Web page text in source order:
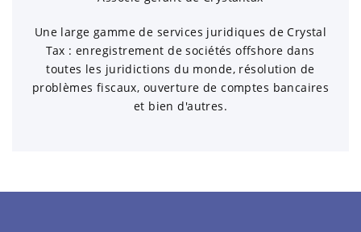
Une large gamme de services juridiques de Crystal
Tax : enregistrement de sociétés offshore dans
toutes les juridictions du monde, résolution de
problèmes fiscaux, ouverture de comptes bancaires
et bien d'autres.